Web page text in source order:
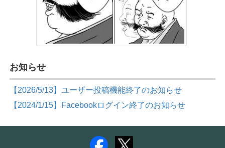
お知らせ
【2026/5/13】ユーザー投稿機能終了のお知らせ
【2024/1/15】Facebookログイン終了のお知らせ